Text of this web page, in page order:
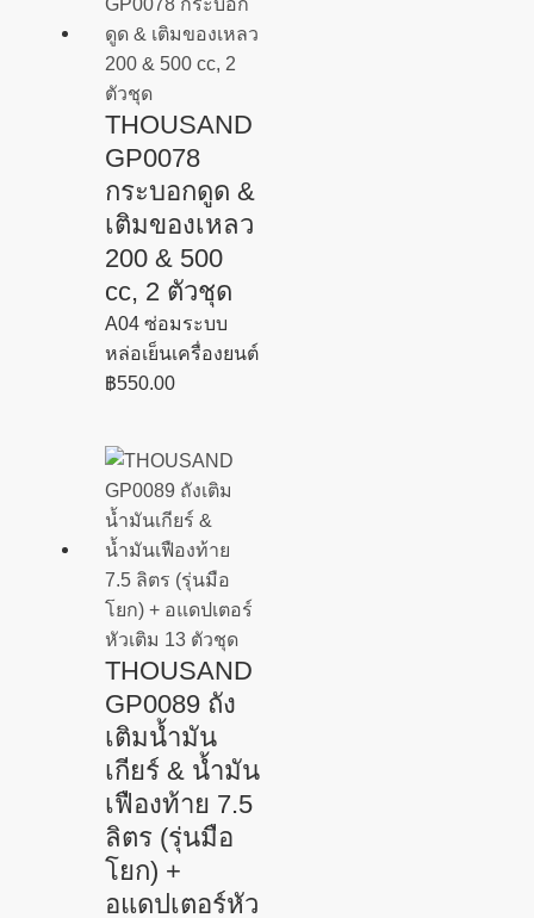
THOUSAND
GP0078
กระบอกดูด &
เติมของเหลว
200 & 500
cc, 2 ตัวชุด
A04 ซ่อมระบบ
หล่อเย็นเครื่องยนต์
฿550.00
THOUSAND
GP0089 ถัง
เติมน้ำมัน
เกียร์ & น้ำมัน
เฟืองท้าย 7.5
ลิตร (รุ่นมือ
โยก) +
อแดปเตอร์หัว